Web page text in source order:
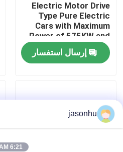
اتصل بنا
طلب اقتباس
بيور اليكتريك للسيارات
Electric Motor Drive
Type Pure Electric
Cars with Maximum
Power of 575KW and
Kerb Weight of
1881kgإرسال استفسار
jasonhu
6:21 AM